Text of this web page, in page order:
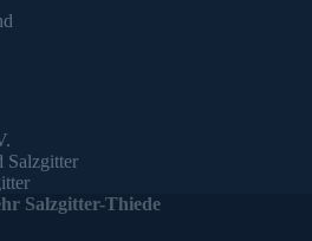
Salzgitter
Salzgitter-Thiede